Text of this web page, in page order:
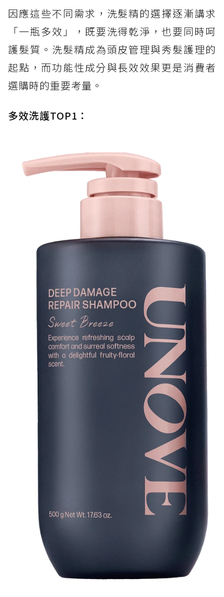
因應這些不同需求，洗髮精的選擇逐漸講求
「一瓶多效」，既要洗得乾淨，也要同時呵
護髮質。洗髮精成為頭皮管理與秀髮護理的
起點，而功能性成分與長效效果更是消費者
選購時的重要考量。
多效洗護TOP1：